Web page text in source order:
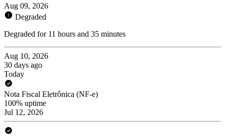
Aug 09, 2026
Degraded
Degraded for 11 hours and 35 minutes
Aug 10, 2026
30 days ago
Today
Nota Fiscal Eletrônica (NF-e)
100% uptime
Jul 12, 2026